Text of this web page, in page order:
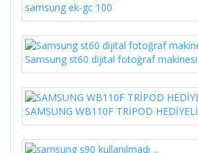
samsung ek-gc 100
Samsung st60 dijital fotoğraf makinesi
SAMSUNG WB110F TRİPOD HEDİYELİ